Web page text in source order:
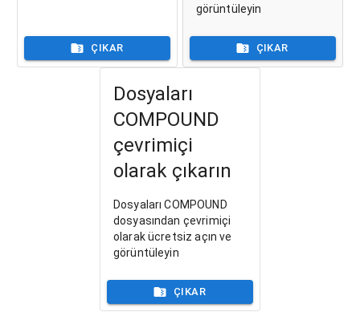
ÇIKAR
görüntüleyin
ÇIKAR
Dosyaları
COMPOUND
çevrimiçi
olarak çıkarın
Dosyaları COMPOUND
dosyasından çevrimiçi
olarak ücretsiz açın ve
görüntüleyin
ÇIKAR